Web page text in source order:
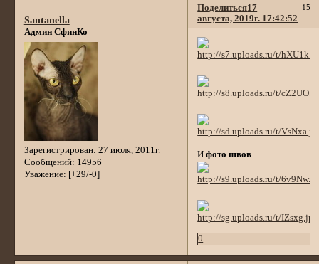
Поделиться 15
17
августа, 2019г. 17:42:52
Santanella
Админ СфинКо
Зарегистрирован: 27 июля, 2011г.
Сообщений: 14956
Уважение: [+29/-0]
Ифото швов.
0